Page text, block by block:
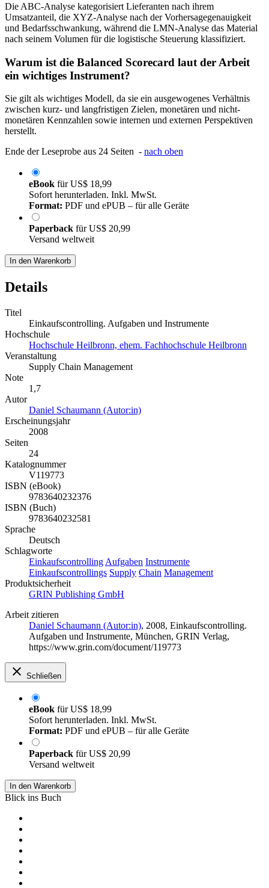
Die ABC-Analyse kategorisiert Lieferanten nach ihrem
Umsatzanteil, die XYZ-Analyse nach der Vorhersagegenauigkeit
und Bedarfsschwankung, während die LMN-Analyse das Material
nach seinem Volumen für die logistische Steuerung klassifiziert.
Warum ist die Balanced Scorecard laut der Arbeit
ein wichtiges Instrument?
Sie gilt als wichtiges Modell, da sie ein ausgewogenes Verhältnis
zwischen kurz- und langfristigen Zielen, monetären und nicht-
monetären Kennzahlen sowie internen und externen Perspektiven
herstellt.
Ende der Leseprobe aus 24 Seiten - nach oben
eBook fürUS$ 18,99
Sofort herunterladen. Inkl. MwSt.
Format: PDF und ePUB – für alle Geräte
Paperback fürUS$ 20,99
Versand weltweit
In den Warenkorb
Details
Titel
Einkaufscontrolling. Aufgaben und Instrumente
Hochschule
Hochschule Heilbronn, ehem. Fachhochschule Heilbronn
Veranstaltung
Supply Chain Management
Note
1,7
Autor
Daniel Schaumann (Autor:in)
Erscheinungsjahr
2008
Seiten
24
Katalognummer
V119773
ISBN (eBook)
9783640232376
ISBN (Buch)
9783640232581
Sprache
Deutsch
Schlagworte
Einkaufscontrolling Aufgaben Instrumente
Einkaufscontrollings Supply Chain Management
Produktsicherheit
GRIN Publishing GmbH
Arbeit zitieren
Daniel Schaumann (Autor:in), 2008, Einkaufscontrolling.
Aufgaben und Instrumente, München, GRIN Verlag,
https://www.grin.com/document/119773
Schließen
eBook fürUS$ 18,99
Sofort herunterladen. Inkl. MwSt.
Format: PDF und ePUB – für alle Geräte
Paperback fürUS$ 20,99
Versand weltweit
In den Warenkorb
Blick ins Buch